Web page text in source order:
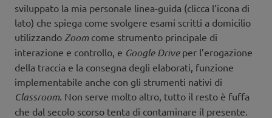
sviluppato la mia personale linea-guida (clicca l’icona di
lato) che spiega come svolgere esami scritti a domicilio
utilizzando Zoomcome strumento principale di
interazione e controllo, e Google Driveper l’erogazione
della traccia e la consegna degli elaborati, funzione
implementabile anche con gli strumenti nativi di
Classroom. Non serve molto altro, tutto il resto è fuffa
che dal secolo scorso tenta di contaminare il presente.